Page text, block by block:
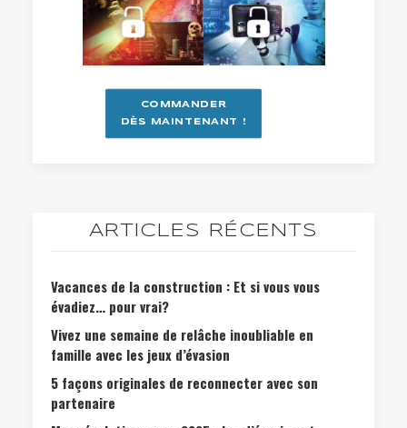
COMMANDER
DÈS MAINTENANT !
ARTICLES RÉCENTS
Vacances de la construction : Et si vous vous
évadiez… pour vrai?
Vivez une semaine de relâche inoubliable en
famille avec les jeux d’évasion
5 façons originales de reconnecter avec son
partenaire